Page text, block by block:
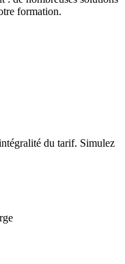
et d’aide à la décision
formation.
du tarif. Simulez